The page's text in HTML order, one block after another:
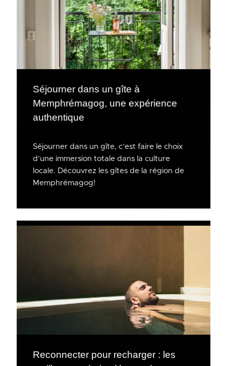
Séjourner dans un gîte à
Memphrémagog, une expérience
authentique
Séjourner dans un gîte, c’est faire le choix
d’une immersion totale dans la culture
locale. Découvrez les gîtes de la région de
Memphrémagog!
Reconnecter pour recharger : les